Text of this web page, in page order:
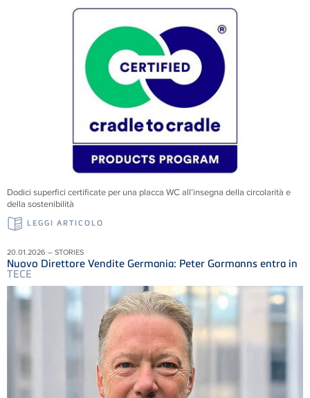
Dodici superfici certificate per una placca WC all’insegna della circolarità e
della sostenibilità
LEGGI ARTICOLO
20.01.2026 – STORIES
Nuovo Direttore Vendite Germania: Peter Gormanns entra in
TECE